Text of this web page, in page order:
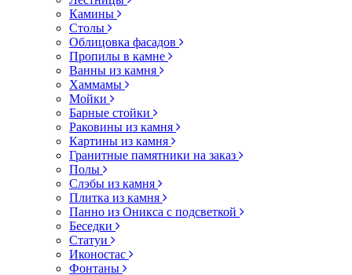
Камины
Столы
Облицовка фасадов
Пропилы в камне
Ванны из камня
Хаммамы
Мойки
Барные стойки
Раковины из камня
Картины из камня
Гранитные памятники на заказ
Полы
Слэбы из камня
Плитка из камня
Панно из Оникса с подсветкой
Беседки
Статуи
Иконостас
Фонтаны